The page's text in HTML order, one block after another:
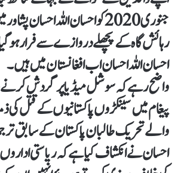
جنوری 2020 کو احسان اللہ احسان
رہائش گا ہ کے پچھلے دروازے سے فرار
احسان اللہ احسان اب افغانستا ن میں ہیں۔
واضح رہے کہ سوشل میڈیا پر گردش
پیغام میں سینکڑوں پاکستانیوں کے قتل
والے تحریک طالبان پاکستان کے سابق
احسان نے انکشاف کیا ہے کہ ریاستی